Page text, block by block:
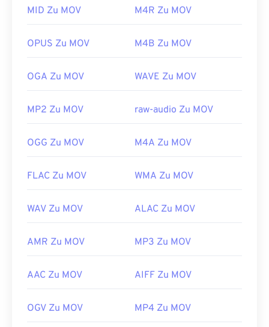
Beachten Sie, dass zwei weitere Dateitypen
handelt es sich um AutoCAD AutoFlix und ROSE
einem Online-Spiel. Diese Technologien wurden
QuickTime öffnen.
Nützliche Links:
https://developer.apple.com/library/archive/
MID Zu MOV M4R Zu MOV
OPUS Zu MOV M4B Zu MOV
OGA Zu MOV WAVE Zu MOV
MP2 Zu MOV raw-audio Zu MOV
OGG Zu MOV M4A Zu MOV
FLAC Zu MOV WMA Zu MOV
WAV Zu MOV ALAC Zu MOV
AMR Zu MOV MP3 Zu MOV
AAC Zu MOV AIFF Zu MOV
OGV Zu MOV MP4 Zu MOV